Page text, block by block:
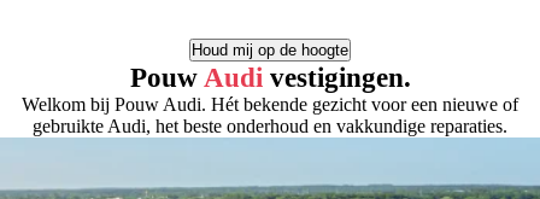
Houd mij op de hoogte
Pouw Audi vestigingen.
Welkom bij Pouw Audi. Hét bekende gezicht voor een nieuwe of
gebruikte Audi, het beste onderhoud en vakkundige reparaties.